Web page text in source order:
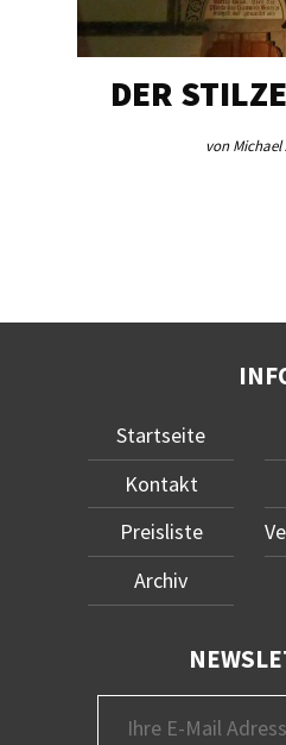
DER
von Michael
Startseite
Kontakt
Preisliste
Archiv